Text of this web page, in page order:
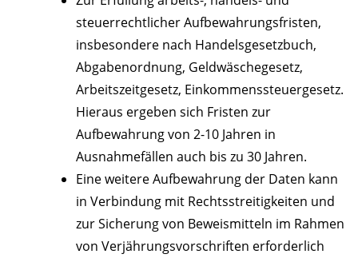
steuerrechtlicher Aufbewahrungsfristen,
insbesondere nach Handelsgesetzbuch,
Abgabenordnung, Geldwäschegesetz,
Arbeitszeitgesetz, Einkommenssteuergesetz.
Hieraus ergeben sich Fristen zur
Aufbewahrung von 2-10 Jahren in
Ausnahmefällen auch bis zu 30 Jahren.
Eine weitere Aufbewahrung der Daten kann
in Verbindung mit Rechtsstreitigkeiten und
zur Sicherung von Beweismitteln im Rahmen
von Verjährungsvorschriften erforderlich